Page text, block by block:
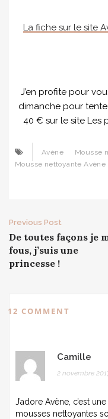
La fiche sur le site
J’en profite pour
dimanche pour
40 € sur le site Les
Avène Mousse
Mousse nettoyante Avène
Post
navigation
Previous Post
De toutes façons je
fous, j’suis une
princesse !
12 COMMENT
Camille
2 novembre
J’adore Avène, c’est
mousses nettoyantes